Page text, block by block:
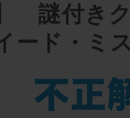
謎付き
ード・ミ